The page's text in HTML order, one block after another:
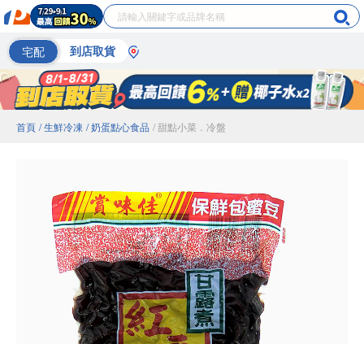
宅配 到店取貨
首頁 / 生鮮冷凍 / 奶蛋點心食品 / 甜點小菜．冷盤